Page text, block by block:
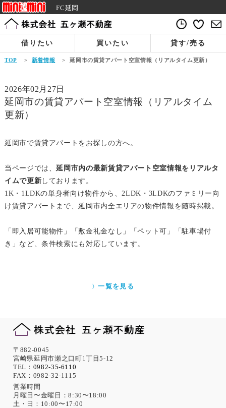
FC延岡
借りたい 買いたい 貸す/売る
TOP > 新着情報 > 延岡市の賃貸アパート空室情報（リアルタイム更新）
2026年02月27日
延岡市の賃貸アパート空室情報（リアルタイム
更新）
延岡市で賃貸アパートをお探しの方へ。
当ページでは、延岡市内の最新賃貸アパート空室情報をリアルタ
イムで更新しております。
1K・1LDKの単身者向け物件から、2LDK・3LDKのファミリー向
け賃貸アパートまで、延岡市内全エリアの物件情報を随時掲載。
「即入居可能物件」「敷金礼金なし」「ペット可」「駐車場付
き」など、条件検索にも対応しています。
一覧を見る
〒882-0045
宮崎県延岡市瀬之口町1丁目5-12
TEL： 0982-35-6110
FAX：0982-32-1115
営業時間
月曜日〜金曜日：8:30〜18:00
土・日：10:00〜17:00